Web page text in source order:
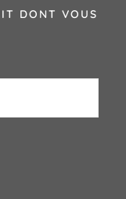
DONT VOUS